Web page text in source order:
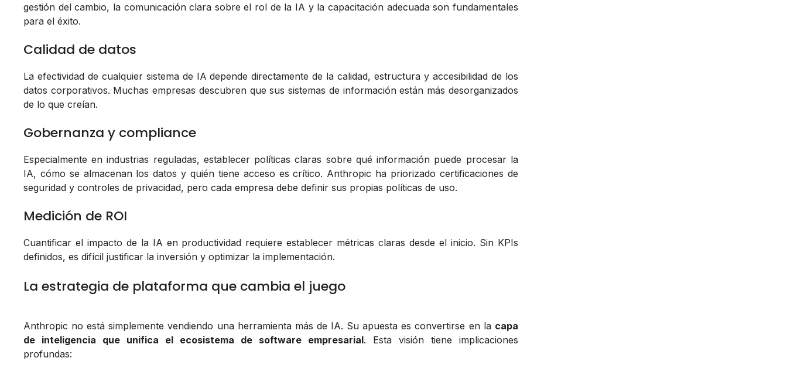
gestión del cambio, la comunicación clara sobre el rol de la IA y la capacitación adecuada son fundamentales
para el éxito.
Calidad de datos
La efectividad de cualquier sistema de IA depende directamente de la calidad, estructura y accesibilidad de los
datos corporativos. Muchas empresas descubren que sus sistemas de información están más desorganizados
de lo que creían.
Gobernanza y compliance
Especialmente en industrias reguladas, establecer políticas claras sobre qué información puede procesar la
IA, cómo se almacenan los datos y quién tiene acceso es crítico. Anthropic ha priorizado certificaciones de
seguridad y controles de privacidad, pero cada empresa debe definir sus propias políticas de uso.
Medición de ROI
Cuantificar el impacto de la IA en productividad requiere establecer métricas claras desde el inicio. Sin KPIs
definidos, es difícil justificar la inversión y optimizar la implementación.
La estrategia de plataforma que cambia el juego
Anthropic no está simplemente vendiendo una herramienta más de IA. Su apuesta es convertirse en la capa
de inteligencia que unifica el ecosistema de software empresarial. Esta visión tiene implicaciones
profundas: